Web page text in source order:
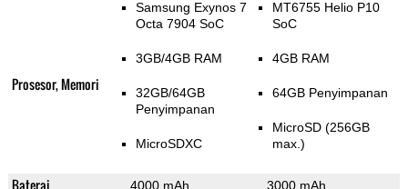
Prosesor, Memori
Samsung Exynos 7
Octa 7904 SoC
3GB/4GB RAM
32GB/64GB
Penyimpanan
MicroSDXC
MT6755 Helio P10
SoC
4GB RAM
64GB Penyimpanan
MicroSD (256GB
max.)
Baterai 4000 mAh 3000 mAh